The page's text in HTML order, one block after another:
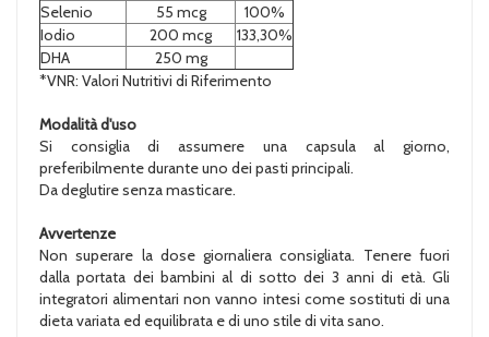
Selenio
55 mcg
100%
Iodio
200 mcg
133,30%
DHA
250 mg
*VNR: Valori Nutritivi di Riferimento
Modalità d'uso
Si consiglia di assumere una capsula al giorno,
preferibilmente durante uno dei pasti principali.
Da deglutire senza masticare.
Avvertenze
Non superare la dose giornaliera consigliata. Tenere fuori
dalla portata dei bambini al di sotto dei 3 anni di età. Gli
integratori alimentari non vanno intesi come sostituti di una
dieta variata ed equilibrata e di uno stile di vita sano.